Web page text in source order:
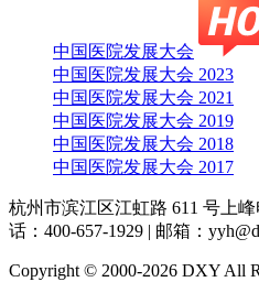
中国医院发展大会
中国医院发展大会 2023
中国医院发展大会 2021
中国医院发展大会 2019
中国医院发展大会 2018
中国医院发展大会 2017
杭州市滨江区江虹路 611 号上
话：400-657-1929 | 邮箱：
Copyright © 2000-2026 DXY All